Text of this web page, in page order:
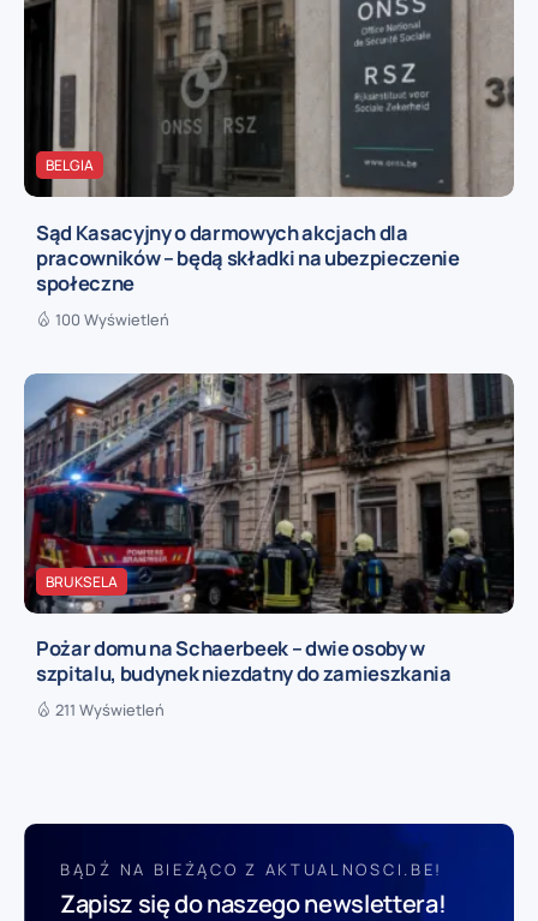
BELGIA
Sąd Kasacyjny o darmowych akcjach dla
pracowników – będą składki na ubezpieczenie
społeczne
100 Wyświetleń
BRUKSELA
Pożar domu na Schaerbeek – dwie osoby w
szpitalu, budynek niezdatny do zamieszkania
211 Wyświetleń
BĄDŹ NA BIEŻĄCO Z AKTUALNOSCI.BE!
Zapisz się do naszego newslettera!